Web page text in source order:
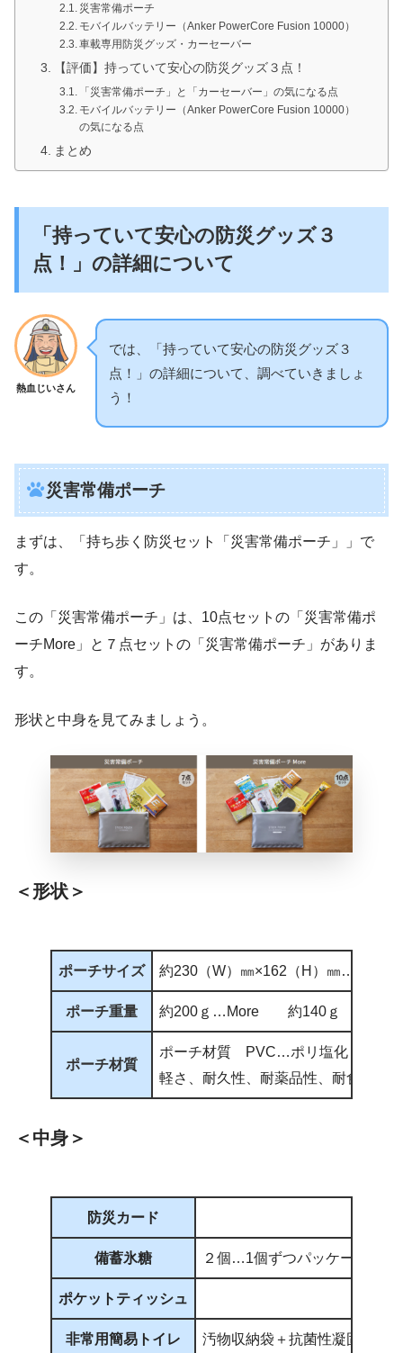
災害常備ポーチ
モバイルバッテリー（Anker PowerCore Fusion 10000）
車載専用防災グッズ・カーセーバー
【評価】持っていて安心の防災グッズ３点！
「災害常備ポーチ」と「カーセーバー」の気になる点
モバイルバッテリー（Anker PowerCore Fusion 10000）
の気になる点
まとめ
「持っていて安心の防災グッズ３
点！」の詳細について
熱血じいさん
では、「持っていて安心の防災グッズ３
点！」の詳細について、調べていきましょ
う！
災害常備ポーチ
まずは、「持ち歩く防災セット「災害常備ポーチ」」で
す。
この「災害常備ポーチ」は、10点セットの「災害常備ポ
ーチMore」と７点セットの「災害常備ポーチ」がありま
す。
形状と中身を見てみましょう。
＜形状＞
ポーチサイズ 約230（W）㎜×162（H）㎜…More
ポーチ重量 約200ｇ…More 約140ｇ
ポーチ材質
ポーチ材質 PVC…ポリ塩化ビニ
軽さ、耐久性、耐薬品性、耐食性に
＜中身＞
防災カード
備蓄氷糖 ２個…1個ずつパッケージされ
ポケットティッシュ
非常用簡易トイレ 汚物収納袋＋抗菌性凝固剤